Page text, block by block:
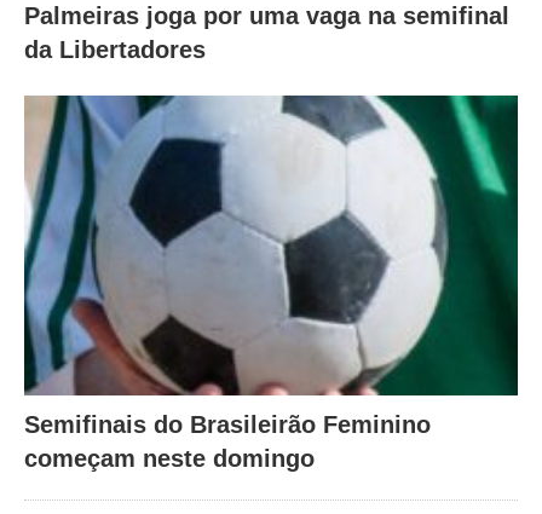
Palmeiras joga por uma vaga na semifinal
da Libertadores
Semifinais do Brasileirão Feminino
começam neste domingo